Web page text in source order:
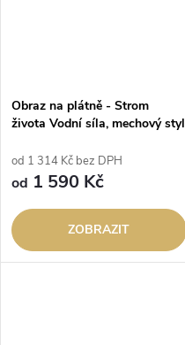
Obraz na plátně - Strom
života Vodní síla, mechový styl
od 1 314 Kč bez DPH
od 1 590 Kč
ZOBRAZIT